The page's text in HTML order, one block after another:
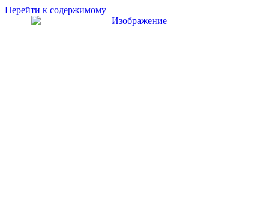
Перейти к содержимому